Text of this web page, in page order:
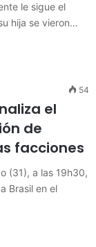
le sigue el
hija se vieron…
54
el
de
facciones
(31), a las 19h30,
Brasil en el